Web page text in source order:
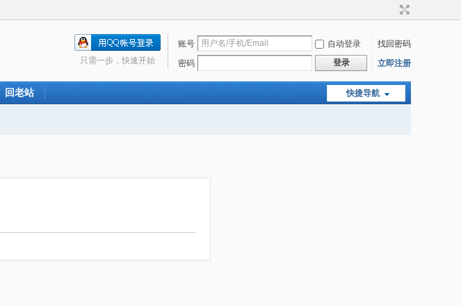
账号 自动登录
找回密码
密码
登录 立即注册
只需一步，快速开始
快捷导航
回老站